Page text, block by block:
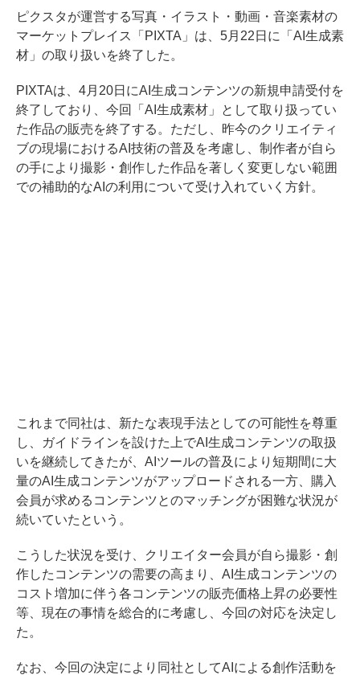
ピクスタが運営する写真・イラスト・動画・音楽素材の
マーケットプレイス「PIXTA」は、5月22日に「AI生成素
材」の取り扱いを終了した。
PIXTAは、4月20日にAI生成コンテンツの新規申請受付を
終了しており、今回「AI生成素材」として取り扱ってい
た作品の販売を終了する。ただし、昨今のクリエイティ
ブの現場におけるAI技術の普及を考慮し、制作者が自ら
の手により撮影・創作した作品を著しく変更しない範囲
での補助的なAIの利用について受け入れていく方針。
これまで同社は、新たな表現手法としての可能性を尊重
し、ガイドラインを設けた上でAI生成コンテンツの取扱
いを継続してきたが、AIツールの普及により短期間に大
量のAI生成コンテンツがアップロードされる一方、購入
会員が求めるコンテンツとのマッチングが困難な状況が
続いていたという。
こうした状況を受け、クリエイター会員が自ら撮影・創
作したコンテンツの需要の高まり、AI生成コンテンツの
コスト増加に伴う各コンテンツの販売価格上昇の必要性
等、現在の事情を総合的に考慮し、今回の対応を決定し
た。
なお、今回の決定により同社としてAIによる創作活動を